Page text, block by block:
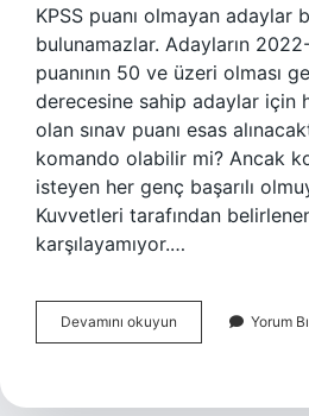
KPSS puanı olmayan adaylar
bulunamazlar. Adayların
puanının 50 ve üzeri olması
derecesine sahip adaylar için
olan sınav puanı esas
komando olabilir mi? Ancak
isteyen her genç başarılı
Kuvvetleri tarafından
karşılayamıyor.…
Devamını okuyun Komando
Olmak
Sınava
Yorum